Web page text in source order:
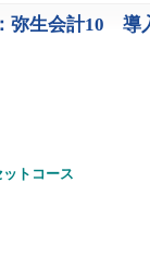
弥生会計10
トコース